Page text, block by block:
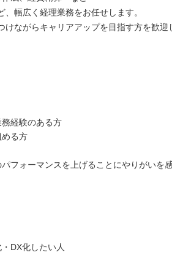
幅広く経理業務をお任せします。
ながらキャリアアップを目指す方を歓迎
経験のある方
る方
フォーマンスを上げることにやりがいを
DX化したい人